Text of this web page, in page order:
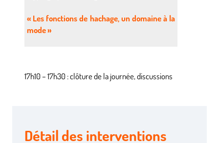
« Les fonctions de hachage, un domaine à la
mode »
17h10 – 17h30 : clôture de la journée, discussions
Détail des interventions